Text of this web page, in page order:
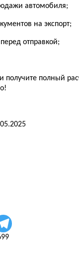
автомобиля;
на экспорт;
отправкой;
получите полный